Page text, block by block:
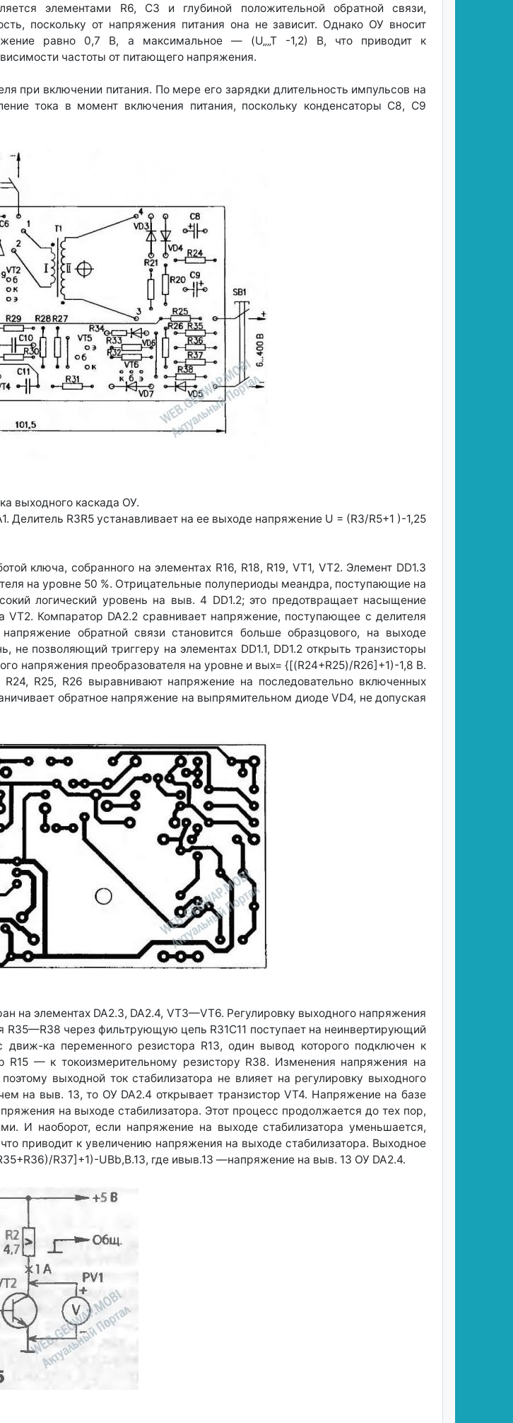
элементами R6, СЗ и глубиной положительной обратной связи,
поскольку от напряжения питания она не зависит. Однако ОУ вносит
равно 0,7 В, а максимальное — (U„„T -1,2) В, что приводит к
частоты от питающего напряжения.
при включении питания. По мере его зарядки длительность импульсов на
тока в момент включения питания, поскольку конденсаторы С8, С9
выходного каскада ОУ.
R3R5 устанавливает на ее выходе напряжение U = (R3/R5+1 )-1,25
ключа, собранного на элементах R16, R18, R19, VT1, VT2. Элемент DD1.3
на уровне 50 %. Отрицательные полупериоды меандра, поступающие на
логический уровень на выв. 4 DD1.2; это предотвращает насыщение
VT2. Компаратор DA2.2 сравнивает напряжение, поступающее с делителя
обратной связи становится больше образцового, на выходе
не позволяющий триггеру на элементах DD1.1, DD1.2 открыть транзисторы
напряжения преобразователя на уровне и вых= {[(R24+R25)/R26]+1)-1,8 В.
R25, R26 выравнивают напряжение на последовательно включенных
обратное напряжение на выпрямительном диоде VD4, не допуская
на элементах DA2.3, DA2.4, VT3—VT6. Регулировку выходного напряжения
R35—R38 через фильтрующую цепь R31C11 поступает на неинвертирующий
ка переменного резистора R13, один вывод которого подключен к
R15 — к токоизмерительному резистору R38. Изменения напряжения на
выходной ток стабилизатора не влияет на регулировку выходного
на выв. 13, то ОУ DA2.4 открывает транзистор VT4. Напряжение на базе
на выходе стабилизатора. Этот процесс продолжается до тех пор,
И наоборот, если напряжение на выходе стабилизатора уменьшается,
приводит к увеличению напряжения на выходе стабилизатора. Выходное
R37]+1)-UBb,B.13, где ивыв.13 —напряжение на выв. 13 ОУ DA2.4.